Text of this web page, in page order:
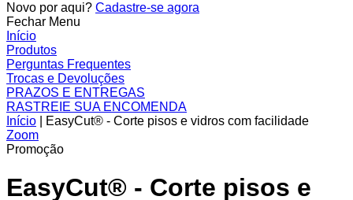
Novo por aqui? Cadastre-se agora
Fechar Menu
Início
Produtos
Perguntas Frequentes
Trocas e Devoluções
PRAZOS E ENTREGAS
RASTREIE SUA ENCOMENDA
Início
EasyCut® - Corte pisos e vidros com facilidade
Zoom
Promoção
EasyCut® - Corte pisos e